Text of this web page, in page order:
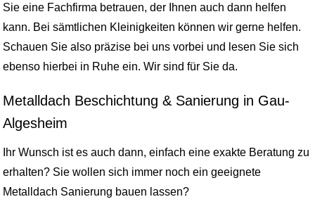
Sie eine Fachfirma betrauen, der Ihnen auch dann helfen
kann. Bei sämtlichen Kleinigkeiten können wir gerne helfen.
Schauen Sie also präzise bei uns vorbei und lesen Sie sich
ebenso hierbei in Ruhe ein. Wir sind für Sie da.
Metalldach Beschichtung & Sanierung in Gau-
Algesheim
Ihr Wunsch ist es auch dann, einfach eine exakte Beratung zu
erhalten? Sie wollen sich immer noch ein geeignete
Metalldach Sanierung bauen lassen?